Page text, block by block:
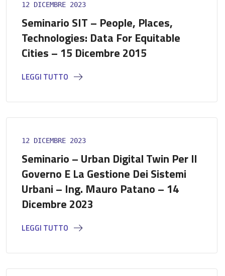
12 DICEMBRE 2023
Seminario SIT – People, Places,
Technologies: Data For Equitable
Cities – 15 Dicembre 2015
LEGGI TUTTO
12 DICEMBRE 2023
Seminario – Urban Digital Twin Per Il
Governo E La Gestione Dei Sistemi
Urbani – Ing. Mauro Patano – 14
Dicembre 2023
LEGGI TUTTO